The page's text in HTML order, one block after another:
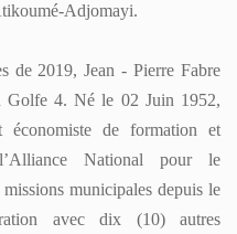
Adjomayi.
de 2019, Jean - Pierre Fabre
Golfe 4. Né le 02 Juin 1952,
de formation et
National pour le
municipales depuis le
avec dix (10) autres